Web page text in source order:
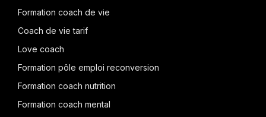
Formation coach de vie
Coach de vie tarif
Love coach
Formation pôle emploi reconversion
Formation coach nutrition
Formation coach mental